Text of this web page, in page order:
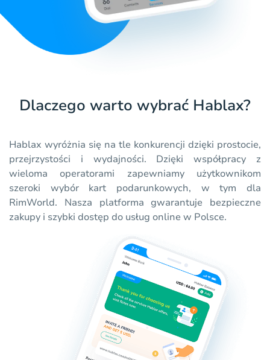
Dlaczego warto wybrać Hablax?
Hablax wyróżnia się na tle konkurencji dzięki prostocie,
przejrzystości i wydajności. Dzięki współpracy z
wieloma operatorami zapewniamy użytkownikom
szeroki wybór kart podarunkowych, w tym dla
RimWorld. Nasza platforma gwarantuje bezpieczne
zakupy i szybki dostęp do usług online w Polsce.